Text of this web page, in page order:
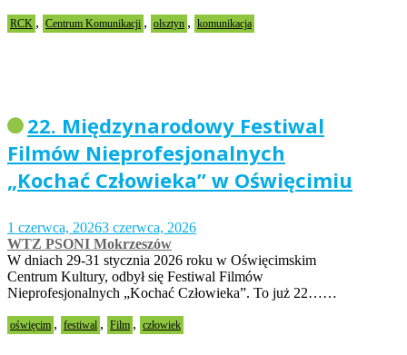
RCK , Centrum Komunikacji , olsztyn , komunikacja
22. Międzynarodowy Festiwal
Filmów Nieprofesjonalnych
„Kochać Człowieka” w Oświęcimiu
1 czerwca, 20263 czerwca, 2026
WTZ PSONI Mokrzeszów
W dniach 29-31 stycznia 2026 roku w Oświęcimskim
Centrum Kultury, odbył się Festiwal Filmów
Nieprofesjonalnych „Kochać Człowieka”. To już 22……
oświęcim , festiwal , Film , człowiek